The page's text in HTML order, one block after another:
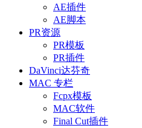
AE插件
AE脚本
PR资源
PR模板
PR插件
DaVinci达芬奇
MAC 专栏
Fcpx模板
MAC软件
Final Cut插件